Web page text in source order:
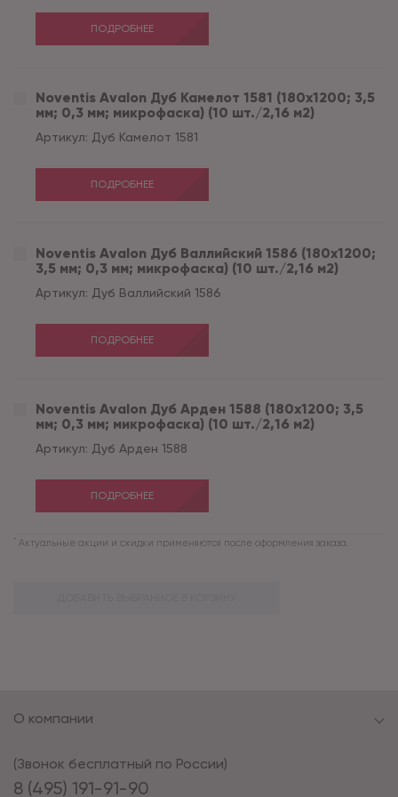
ПОДРОБНЕЕ
Noventis Avalon Дуб Камелот 1581 (180x1200; 3,5
мм; 0,3 мм; микрофаска) (10 шт./2,16 м2)
Артикул: Дуб Камелот 1581
ПОДРОБНЕЕ
Noventis Avalon Дуб Валлийский 1586 (180x1200;
3,5 мм; 0,3 мм; микрофаска) (10 шт./2,16 м2)
Артикул: Дуб Валлийский 1586
ПОДРОБНЕЕ
Noventis Avalon Дуб Арден 1588 (180x1200; 3,5
мм; 0,3 мм; микрофаска) (10 шт./2,16 м2)
Артикул: Дуб Арден 1588
ПОДРОБНЕЕ
* Актуальные акции и скидки применяются после оформления заказа.
8 (495) 191-91-90
(Звонок бесплатный по России)
О компании